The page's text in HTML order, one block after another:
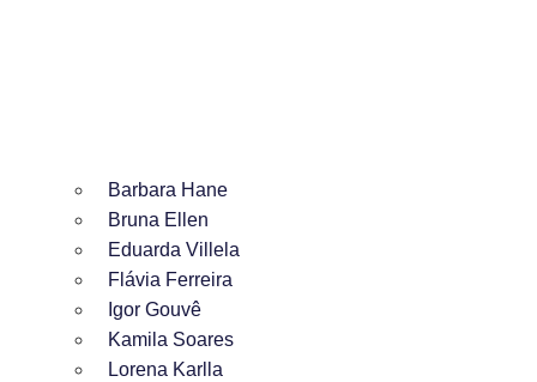
Barbara Hane
Bruna Ellen
Eduarda Villela
Flávia Ferreira
Igor Gouvê
Kamila Soares
Lorena Karlla